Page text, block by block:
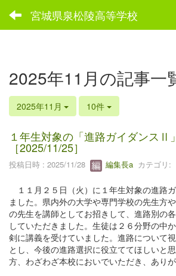
宮城県泉松陵高等学校
2025年11月の記事一
2025年11月 10件
１年生対象の「進路ガイダンスⅡ
［2025/11/25］
投稿日時 : 2025/11/28 編集長a カテゴリ:
１１月２５日（火）に１年生対象の進路
ました。県内外の大学や専門学校の先生方
の先生を講師としてお招きして、進路別の
していただきました。生徒は２６分野の中
剣に講義を受けていました。進路について
とし、今後の進路選択に役立ててほしいと
方、わざわざ本校においでいただき、ありが